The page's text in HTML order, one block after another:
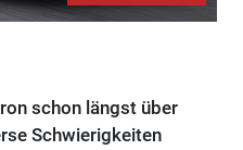
schon längst über
Schwierigkeiten